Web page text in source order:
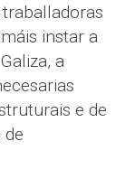
instar a
a
e de